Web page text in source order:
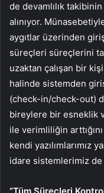
de devamlılık
alınıyor.
aygıtlar üzerinden
süreçleri süreçlerini
uzaktan çalışan bir
halinde sistemden
(check-in/check-out)
bireylere bir esneklik
ile verimliliğin
kendi yazılımlarımız
idare sistemlerimiz